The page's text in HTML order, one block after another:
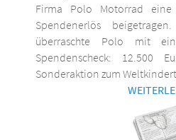
Firma Polo Motorrad eine
Spendenerlös
überraschte Polo mit
Spendenscheck: 12.500
Sonderaktion zum